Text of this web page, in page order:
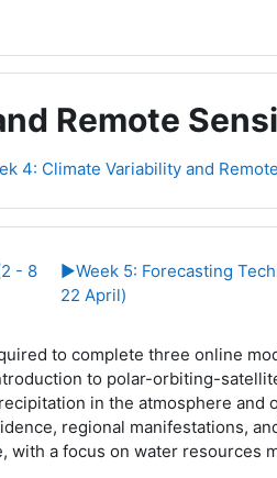
Remote
4: Climate Variability and
- 8
▶︎Week 5: Forecasting
22 April)
to complete three online
to polar-orbiting-
in the atmosphere and
regional manifestations,
with a focus on water resources